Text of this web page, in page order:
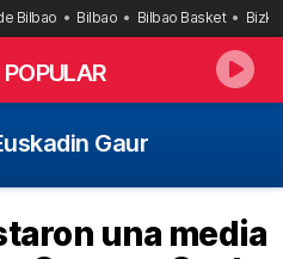
Bilbao Bilbao Bilbao Basket
Gaur
una media